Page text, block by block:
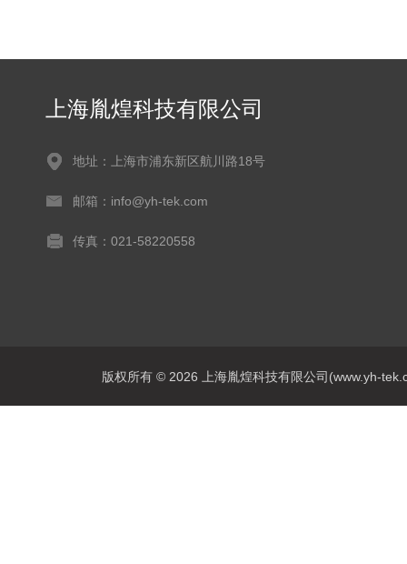
上海胤煌科技有限公司
地址：上海市浦东新区航川路18号
邮箱：info@yh-tek.com
传真：021-58220558
版权所有 © 2026 上海胤煌科技有限公司(www.yh-